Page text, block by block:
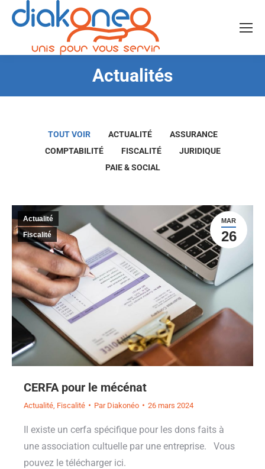
Actualités
Vous êtes ici :
TOUT VOIR ACTUALITÉ
ASSURANCE
COMPTABILITÉ
FISCALITÉ
JURIDIQUE
PAIE & SOCIAL
MAR
26
Actualité
Fiscalité
CERFA pour le mécénat
Actualité Fiscalité Par Diakonéo 26 mars 2024
Il existe un cerfa spécifique pour les dons faits à
une association cultuelle par une entreprise. Vous
pouvez le télécharger ici.